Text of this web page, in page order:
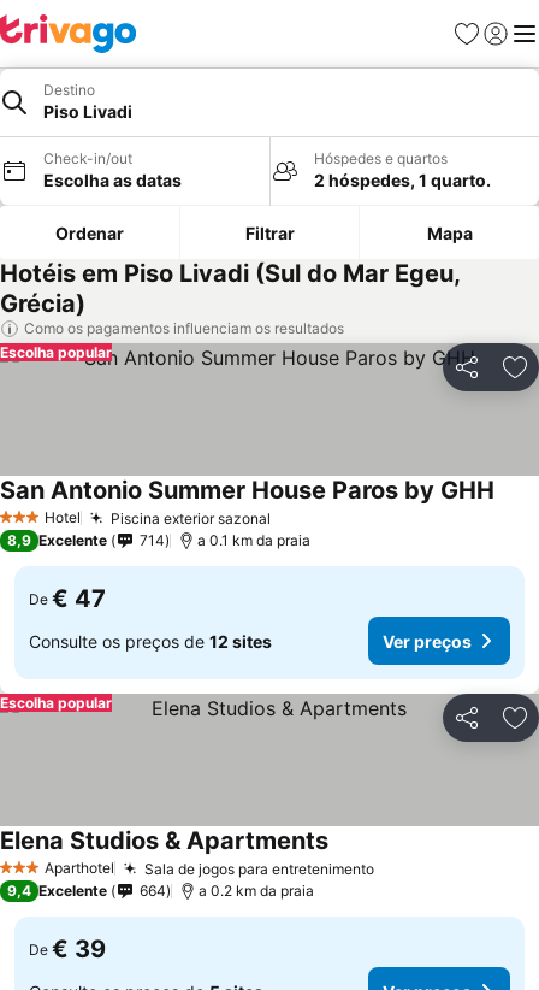
Favoritos
Iniciar
Destino
Piso Livadi
Check-in/out
Escolha as datas
Hóspedes e quartos
2 hóspedes, 1 quarto.
Ordenar Filtrar Mapa
Hotéis em Piso Livadi (Sul do Mar Egeu,
Grécia)
Como os pagamentos influenciam os resultados
Partilhar
Escolha popular
3 EstrelasHotel Piscina exterior sazonal
San Antonio Summer House Paros by GHH
8,9 Excelente 714 a 0.1 km da praia
De € 47
Consulte os preços de 12 sites Ver preços
Partilhar
Escolha popular
3 EstrelasAparthotel Sala de jogos para entretenimentoVer preços
Elena Studios & ApartmentsVer preços
9,4 Excelente 664 a 0.2 km da praia
De € 39